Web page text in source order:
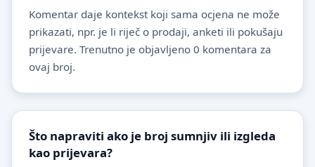
Komentar daje kontekst koji sama ocjena ne može
prikazati, npr. je li riječ o prodaji, anketi ili pokušaju
prijevare. Trenutno je objavljeno 0 komentara za
ovaj broj.
Što napraviti ako je broj sumnjiv ili izgleda
kao prijevara?